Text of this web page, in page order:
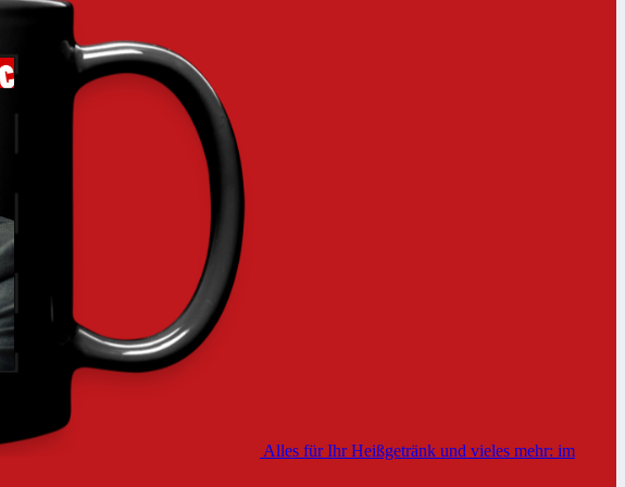
Alles für Ihr Heißgetränk und vieles mehr: im